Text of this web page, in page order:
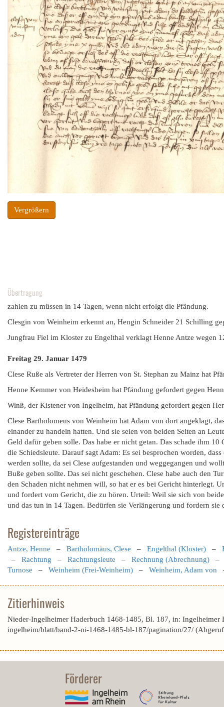
Vergrößern
Übertragung
zahlen zu müssen in 14 Tagen, wenn nicht erfolgt die Pfändung.
Clesgin von Weinheim erkennt an, Hengin Schneider 21 Schilling
Jungfrau Fiel im Kloster zu Engelthal verklagt Henne Antze wegen
Freitag 29. Januar 1479
Clese Ruße als Vertreter der Herren von St. Stephan zu Mainz hat
Henne Kemmer von Heidesheim hat Pfändung gefordert gegen
Winß, der Kistener von Ingelheim, hat Pfändung gefordert gegen
Clese Bartholomeus von Weinheim hat Adam von dort angeklagt,
einander zu handeln hatten. Und sie seien von beiden Seiten an
Geld dafür geben solle. Das habe er nicht getan. Das schade ihm
die Schiedsleute. Darauf sagt Adam: Es sei besprochen worden,
werden sollte, da sei Clese aufgestanden und weggegangen und
Buße geben sollte. Das sei nicht geschehen. Clese habe auch den
den Schaden nicht nehmen will, so hat er es bei Gericht hinterlegt.
und fordert vom Gericht, die zu hören. Urteil: Weil sie sich von
und das tun in 14 Tagen. Bedürfen sie Verlängerung und fordern sie
Registereinträge
Antze, Henne – Bartholomäus, Clese – Engelthal (Kloster) –
– Rachtung – Rachtungsleute – Rechnung (Abrechnung)
Turnose – Weinheim (Frei-Weinheim) – Weinheim, Adam von
Zitierhinweis
Nieder-Ingelheimer Haderbuch 1468-1485, Bl. 187, in: Ingelheimer
ingelheim/blatt/band-2-ni-1468-1485-bl-187/pagination/27/
Förderer